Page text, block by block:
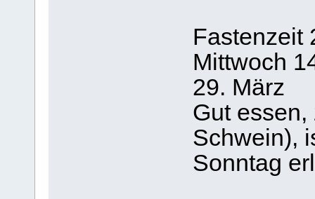
Fastenzeit
Mittwoch
29. März
Gut
Schwein),
Sonntag